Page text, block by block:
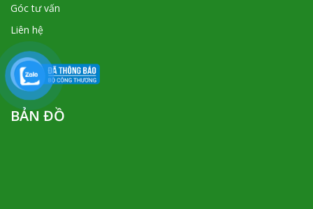
Góc tư vấn
Liên hệ
BẢN ĐỒ